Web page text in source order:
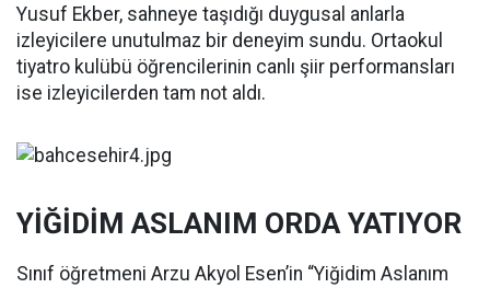
Yusuf Ekber, sahneye taşıdığı duygusal anlarla
izleyicilere unutulmaz bir deneyim sundu. Ortaokul
tiyatro kulübü öğrencilerinin canlı şiir performansları
ise izleyicilerden tam not aldı.
YİĞİDİM ASLANIM ORDA YATIYOR
Sınıf öğretmeni Arzu Akyol Esen’in “Yiğidim Aslanım